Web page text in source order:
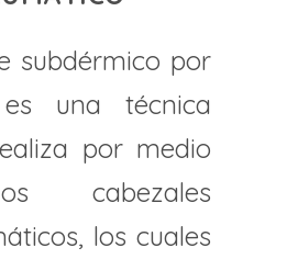
subdérmico por
una técnica
por medio
cabezales
los cuales